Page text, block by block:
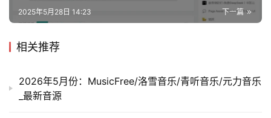
下一篇
2025年5月28日 14:23
相关推荐
2026年5月份：MusicFree/洛雪音乐/青听音乐/元力音乐
_最新音源